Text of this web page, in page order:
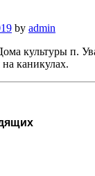
by admin
культуры п.
на каникулах.